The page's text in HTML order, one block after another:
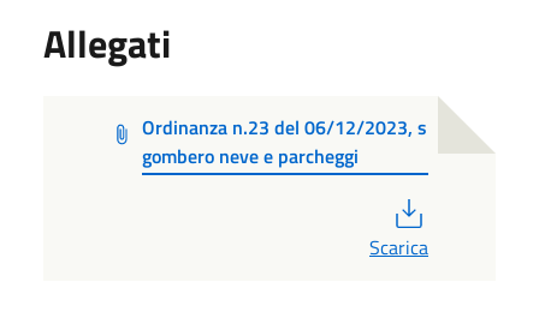
Allegati
Ordinanza n.23 del 06/12/2023, s
gombero neve e parcheggi
Scarica